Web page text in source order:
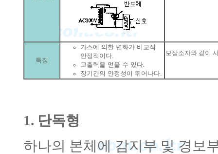
특징
가스에 의한 변화가 비교적
안정적이다.
고출력을 얻을 수 있다.
장기간의 안정성이 뛰어나다.
보상소자와 같이
1. 단독형
하나의 본체에 감지부 및 경보